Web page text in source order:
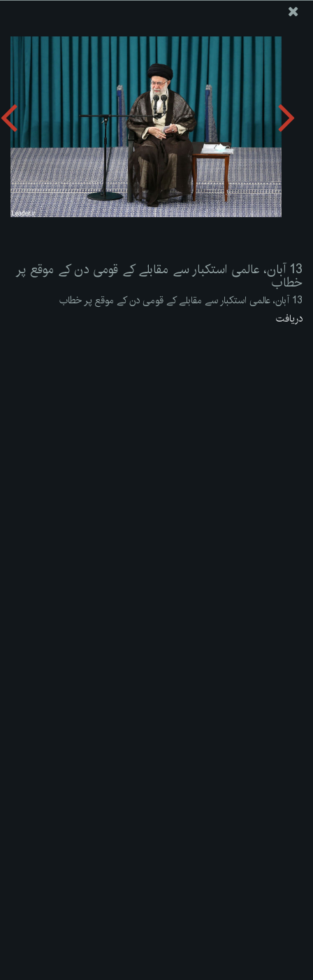
13 آبان، عالمی استکبار سے مقابلے کے قومی دن کے موقع پر
خطاب
تصویری البم دریافت کریں:
13 آبان، عالمی استکبار سے مقابلے کے قومی دن کے موقع پر
خطاب
13 آبان، عالمی استکبار سے مقابلے کے قومی دن کے موقع پر خطاب
دریافت